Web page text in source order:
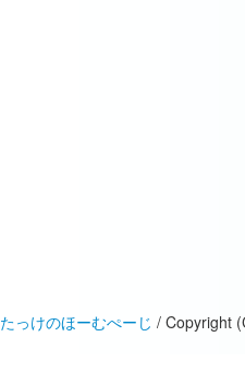
たっけのほーむぺーじ / Copyright